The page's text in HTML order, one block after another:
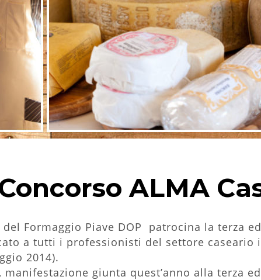
ALMA
Formaggio Piave DOP patrocina la terza
a tutti i professionisti del settore caseario
2014).
manifestazione giunta quest’anno alla terza